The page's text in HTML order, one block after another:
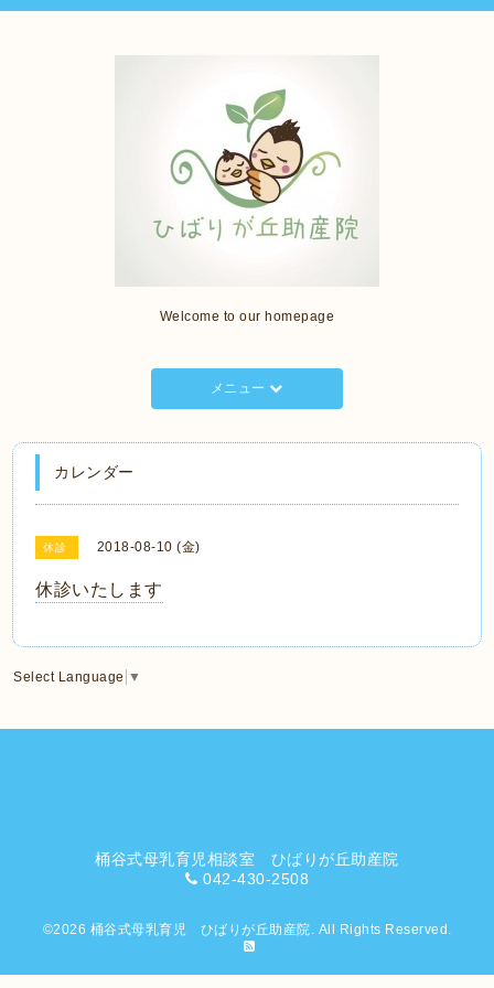
Welcome to our homepage
メニュー
カレンダー
休診 2018-08-10 (金)
休診いたします
Select Language ▼
桶谷式母乳育児相談室 ひばりが丘助産院
042-430-2508
©2026 桶谷式母乳育児 ひばりが丘助産院. All Rights Reserved.